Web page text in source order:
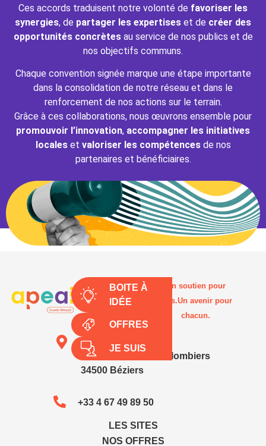
BOITE À
IDÉE
OFFRES
JE SUIS
Ces accords traduisent notre volonté de favoriser les
synergies, de partager les expertises et de créer des
opportunités concrètesau service de nos publics et de
nos objectifs communs.
Chaque convention signée marque une étape importante
dans la consolidation de notre réseau et dans le
renforcement de nos actions sur le terrain.
Grâce à ces collaborations, nous œuvrons ensemble pour
promouvoir l’innovation, accompagner les initiatives
localeset valoriser les compétencesde nos
partenaires et bénéficiaires.
Un soutien pour
tous.Un avenir pour
chacun.
SIÈGE SOCIAL
1111 Traverse de Colombiers
34500 Béziers
+33 4 67 49 89 50
LES SITES
NOS OFFRES